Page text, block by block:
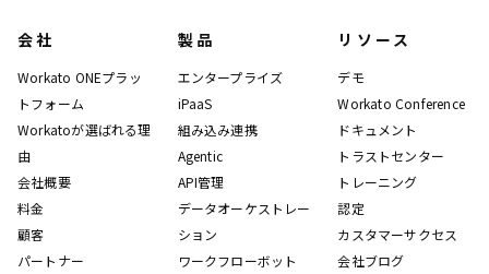
会社
Workato ONEプラッ
トフォーム
Workatoが選ばれる理
由
会社概要
料金
顧客
パートナー
製品
エンタープライズ
iPaaS
組み込み連携
Agentic
API管理
データオーケストレー
ション
ワークフローボット
リソース
デモ
Workato Conference
ドキュメント
トラストセンター
トレーニング
認定
カスタマーサクセス
会社ブログ